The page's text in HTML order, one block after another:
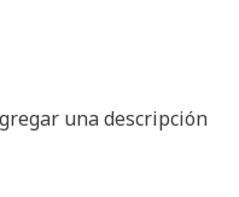
una descripción